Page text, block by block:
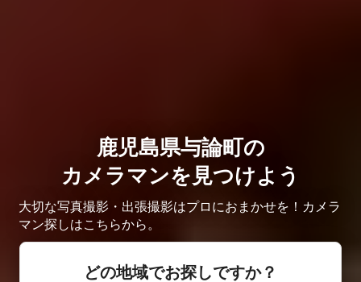
鹿児島県与論町の
カメラマンを見つけよう
大切な写真撮影・出張撮影はプロにおまかせを！カメラ
マン探しはこちらから。
どの地域でお探しですか？